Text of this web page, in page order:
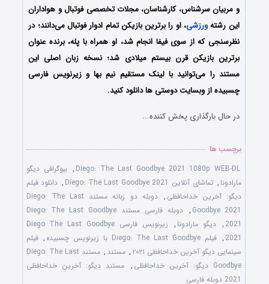
و مربیان سرشناس، کارشناسان، مجلات تخصصی فوتبال و هواداران
این رشتهورزشی، او را برترین بازیکن تمام ادوار فوتبال می‌دانند؛ در
نظرسنجی که از سوی فیفا انجام‌ شد، او همراه با پله، برنده عنوان
برترین بازیکن قرن بیستم میلادی شد؛ نسخه زبان اصلی این
مستند را می‌توانید با لینک مستقیم نیم بها و زیرنویس فارسی
چسبیده از وبسایت دوستی ها دانلود کنید.
در حال بارگذاری پخش کننده...
برچسب ها
Diego: The Last Goodbye 2021 1080p WEB-DL
, بیوگرافی دیگو
مارادونا , تماشای آنلاین Diego: The Last Goodbye 2021 , دانلود فیلم
دیگو: آخرین خداحافظی ,
دوبله دو زبانه مستند Diego: The Last
Goodbye 2021
,
دوبله فارسی مستند Diego: The Last Goodbye
2021
, دیگو مارادونا ,
زیرنویس فارسی Diego The Last Goodbye
2021
, فیلم Diego: The Last Goodbye با زیرنویس چسبیده , فیلم
سینمایی دیگو آخرین خداحافظی ۲۰۲۱
, مستند ,
مستند Diego: The Last
Goodbye دیگو: آخرین خداحافظی
, مستند دیگو: آخرین خداحافظی
2021 دوبله فارسی